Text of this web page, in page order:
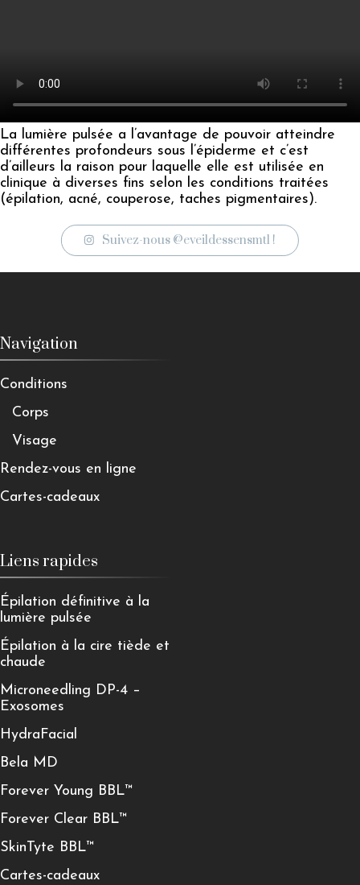
La lumière pulsée a l’avantage de pouvoir atteindre
différentes profondeurs sous l’épiderme et c’est
d’ailleurs la raison pour laquelle elle est utilisée en
clinique à diverses fins selon les conditions traitées
(épilation, acné, couperose, taches pigmentaires).
Suivez-nous @eveildessensmtl !
Navigation
Conditions
Corps
Visage
Rendez-vous en ligne
Cartes-cadeaux
Liens rapides
Épilation définitive à la
lumière pulsée
Épilation à la cire tiède et
chaude
Microneedling DP-4 –
Exosomes
HydraFacial
Bela MD
Forever Young BBL™
Forever Clear BBL™
SkinTyte BBL™
Cartes-cadeaux